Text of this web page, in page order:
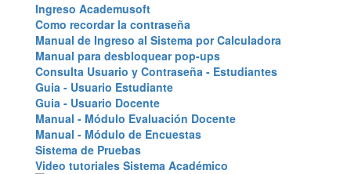
Ingreso Academusoft
Como recordar la contraseña
Manual de Ingreso al Sistema por Calculadora
Manual para desbloquear pop-ups
Consulta Usuario y Contraseña - Estudiantes
Guia - Usuario Estudiante
Guia - Usuario Docente
Manual - Módulo Evaluación Docente
Manual - Módulo de Encuestas
Sistema de Pruebas
Video tutoriales Sistema Académico